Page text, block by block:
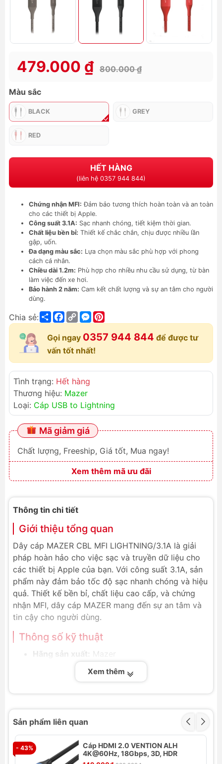
479.000 ₫ 800.000 ₫
Màu sắc
BLACK GREY
RED
HẾT HÀNG
(liên hệ 0357 944 844)
Chứng nhận MFI: Đảm bảo tương thích hoàn toàn và an toàn
cho các thiết bị Apple.
Công suất 3.1A: Sạc nhanh chóng, tiết kiệm thời gian.
Chất liệu bền bỉ: Thiết kế chắc chắn, chịu được nhiều lần
gập, uốn.
Đa dạng màu sắc: Lựa chọn màu sắc phù hợp với phong
cách cá nhân.
Chiều dài 1.2m: Phù hợp cho nhiều nhu cầu sử dụng, từ bàn
làm việc đến xe hơi.
Bảo hành 2 năm: Cam kết chất lượng và sự an tâm cho người
dùng.
Chia sẻ: ShareFacebook
Copy
Link
Messenger
Gọi ngay 0357 944 844 để được tư
vấn tốt nhất!
Tình trạng: Hết hàng
Thương hiệu: Mazer
Loại: Cáp USB to Lightning
Mã giảm giá
Chất lượng, Freeship, Giá tốt, Mua ngay!
Xem thêm mã ưu đãi
Thông tin chi tiết
Giới thiệu tổng quan
Dây cáp MAZER CBL MFI LIGHTNING/3.1A là giải
pháp hoàn hảo cho việc sạc và truyền dữ liệu cho
các thiết bị Apple của bạn. Với công suất 3.1A, sản
phẩm này đảm bảo tốc độ sạc nhanh chóng và hiệu
quả. Thiết kế bền bỉ, chất liệu cao cấp, và chứng
nhận MFI, dây cáp MAZER mang đến sự an tâm và
tin cậy cho người dùng.
Thông số kỹ thuật
Hãng sản xuất:
Mazer
Tên sản phẩm:
Dây cáp MAZER CBL MFI
LIGHTNING/3.1A
Màu sắc: Đen, Xám, Đỏ
Chiều dài:1.2m
Bảo hành:2 năm
Xem thêm
Sản phẩm liên quan
- 43%
Cáp HDMI 2.0 VENTION ALH
4K@60Hz, 18Gbps, 3D, HDR